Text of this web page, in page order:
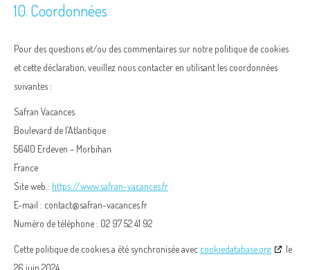
10. Coordonnées
Pour des questions et/ou des commentaires sur notre politique de cookies
et cette déclaration, veuillez nous contacter en utilisant les coordonnées
suivantes :
Safran Vacances
Boulevard de l’Atlantique
56410 Erdeven – Morbihan
France
Site web : https://www.safran-vacances.fr
E-mail : contact@safran-vacances.fr
Numéro de téléphone : 02 97 52 41 92
Cette politique de cookies a été synchronisée avec cookiedatabase.org
le
26 juin 2024.